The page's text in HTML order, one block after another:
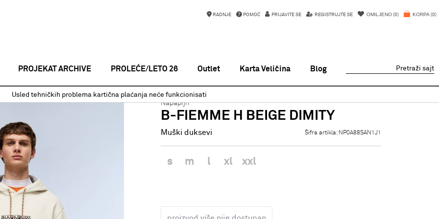
KORPA 0
OMILJENO 0
PRIJAVITE SE REGISTRUJTE SE
RADNJE POMOĆ
PROJEKAT ARCHIVE PROLEĆE/LETO 26 Outlet Karta Veličina Blog Pretraži sajt
Usled tehničkih problema kartična plaćanja neće funkcionisati
Muški duksevi B-FIEMME H BEIGE DIMITY
Napapijri
B-FIEMME H BEIGE DIMITY
Muški duksevi Šifra artikla: NP0A88SAN1J1
s m l xl xxl